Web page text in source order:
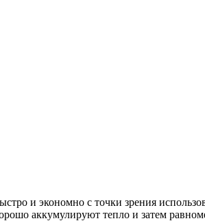
и экономно с точки зрения
аккумулируют тепло и затем